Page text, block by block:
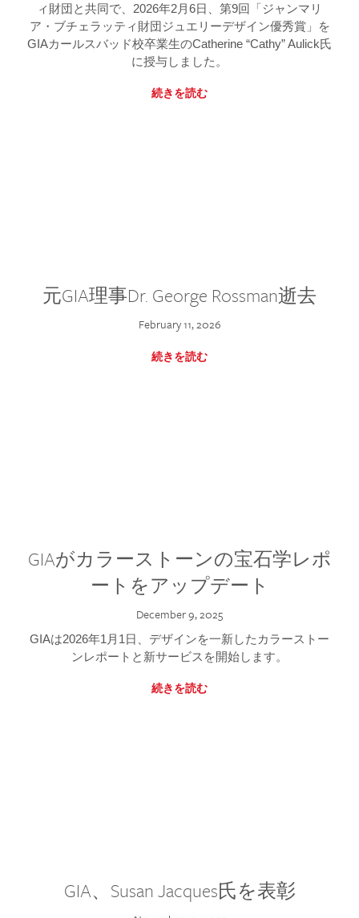
ィ財団と共同で、2026年2月6日、第9回「ジャンマリ
ア・ブチェラッティ財団ジュエリーデザイン優秀賞」を
GIAカールスバッド校卒業生のCatherine “Cathy” Aulick氏
に授与しました。
続きを読む
元GIA理事Dr. George Rossman逝去
February 11, 2026
続きを読む
GIAがカラーストーンの宝石学レポ
ートをアップデート
December 9, 2025
GIAは2026年1月1日、デザインを一新したカラーストー
ンレポートと新サービスを開始します。
続きを読む
GIA、Susan Jacques氏を表彰